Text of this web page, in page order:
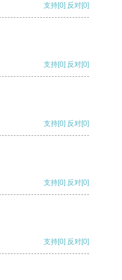
支持[0] 反对[0]
支持[0] 反对[0]
支持[0] 反对[0]
支持[0] 反对[0]
支持[0] 反对[0]